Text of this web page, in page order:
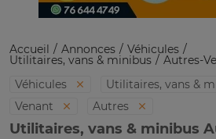
Accueil Annonces Véhicules
Utilitaires, vans & minibus
Autres-
Véhicules
Utilitaires, vans &
Venant
Autres
Utilitaires, vans & minibus